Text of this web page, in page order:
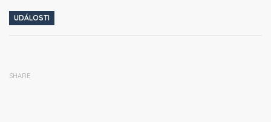
UDÁLOSTI
SHARE